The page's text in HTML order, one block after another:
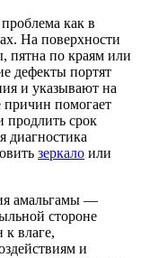
как в
На поверхности
пятна по краям или
дефекты портят
и указывают на
помогает
продлить срок
диагностика
зеркало или
амальгамы —
стороне
к влаге,
и